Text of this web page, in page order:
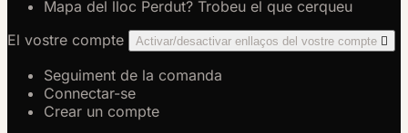
Mapa del lloc Perdut? Trobeu el que cerqueu
El vostre compte
Activar/desactivar enllaços del vostre compte 
Seguiment de la comanda
Connectar-se
Crear un compte